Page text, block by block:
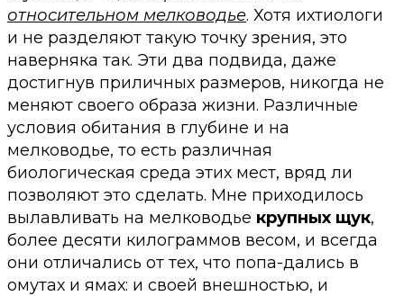
относительном мелководье. Хотя ихтиологи
и не разделяют такую точку зрения, это
наверняка так. Эти два подвида, даже
достигнув приличных размеров, никогда не
меняют своего образа жизни. Различные
условия обитания в глубине и на
мелководье, то есть различная
биологическая среда этих мест, вряд ли
позволяют это сделать. Мне приходилось
вылавливать на мелководье крупных щук,
более десяти килограммов весом, и всегда
они отличались от тех, что попа-дались в
омутах и ямах: и своей внешностью, и